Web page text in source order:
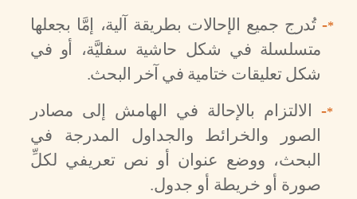
*
- تُدرج جميع الإحالات بطريقة آلية، إمَّا بجعلها
متسلسلة في شكل حاشية سفليَّة، أو في
شكل تعليقات ختامية في آخر البحث.
*
-
الالتزام بالإحالة في الهامش إلى مصادر
الصور والخرائط والجداول المدرجة في
البحث، ووضع عنوان أو نص تعريفي لكلِّ
صورة أو خريطة أو جدول.